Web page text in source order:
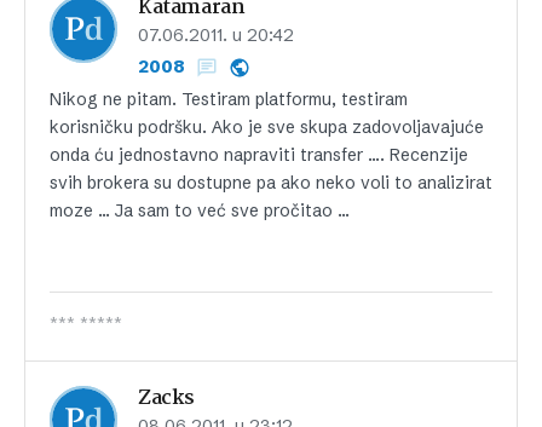
Katamaran
07.06.2011. u 20:42
2008
Nikog ne pitam. Testiram platformu, testiram
korisničku podršku. Ako je sve skupa zadovoljavajuće
onda ću jednostavno napraviti transfer …. Recenzije
svih brokera su dostupne pa ako neko voli to analizirat
moze … Ja sam to već sve pročitao …
*** *****
Zacks